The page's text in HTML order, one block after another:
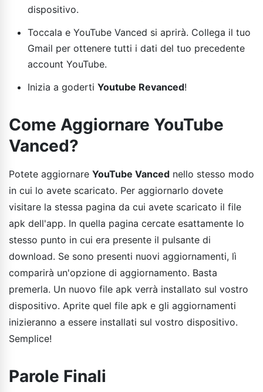
dispositivo.
Toccala e YouTube Vanced si aprirà. Collega il tuo
Gmail per ottenere tutti i dati del tuo precedente
account YouTube.
Inizia a goderti Youtube Revanced!
Come Aggiornare YouTube
Vanced?
Potete aggiornare YouTube Vanced nello stesso modo
in cui lo avete scaricato. Per aggiornarlo dovete
visitare la stessa pagina da cui avete scaricato il file
apk dell'app. In quella pagina cercate esattamente lo
stesso punto in cui era presente il pulsante di
download. Se sono presenti nuovi aggiornamenti, lì
comparirà un'opzione di aggiornamento. Basta
premerla. Un nuovo file apk verrà installato sul vostro
dispositivo. Aprite quel file apk e gli aggiornamenti
inizieranno a essere installati sul vostro dispositivo.
Semplice!
Parole Finali